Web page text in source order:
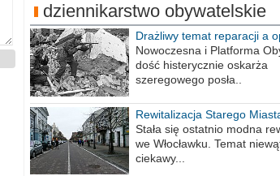
dziennikarstwo obywatelskie
Drażliwy temat reparacji a
berlińska
Nowoczesna i Platforma
dość histerycznie oskarża
szeregowego posła..
Rewitalizacja Starego
Stała się ostatnio modna
we Włocławku. Temat
ciekawy...